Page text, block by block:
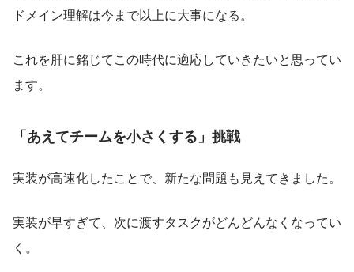
ドメイン理解は今まで以上に大事になる。
これを肝に銘じてこの時代に適応していきたいと思ってい
ます。
「あえてチームを小さくする」挑戦
実装が高速化したことで、新たな問題も見えてきました。
実装が早すぎて、次に渡すタスクがどんどんなくなってい
く。